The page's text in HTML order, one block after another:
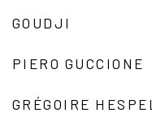
GOUDJI
PIERO GUCCIONE
GRÉGOIRE HESPEL